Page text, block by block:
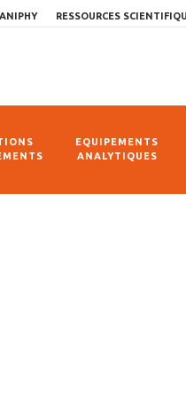
RESSOURCES
EQUIPEMENTS
ANALYTIQUES